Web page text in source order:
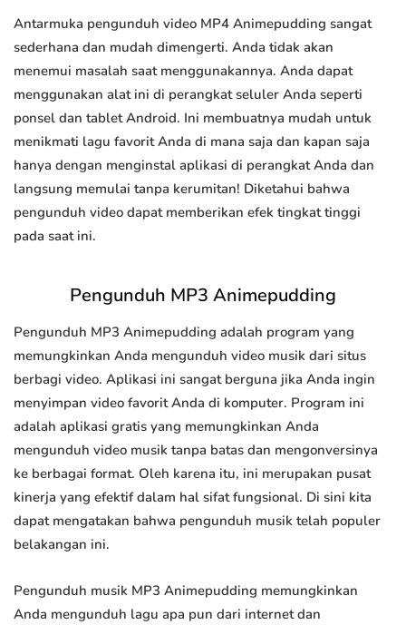
Antarmuka pengunduh video MP4 Animepudding sangat
sederhana dan mudah dimengerti. Anda tidak akan
menemui masalah saat menggunakannya. Anda dapat
menggunakan alat ini di perangkat seluler Anda seperti
ponsel dan tablet Android. Ini membuatnya mudah untuk
menikmati lagu favorit Anda di mana saja dan kapan saja
hanya dengan menginstal aplikasi di perangkat Anda dan
langsung memulai tanpa kerumitan! Diketahui bahwa
pengunduh video dapat memberikan efek tingkat tinggi
pada saat ini.
Pengunduh MP3 Animepudding
Pengunduh MP3 Animepudding adalah program yang
memungkinkan Anda mengunduh video musik dari situs
berbagi video. Aplikasi ini sangat berguna jika Anda ingin
menyimpan video favorit Anda di komputer. Program ini
adalah aplikasi gratis yang memungkinkan Anda
mengunduh video musik tanpa batas dan mengonversinya
ke berbagai format. Oleh karena itu, ini merupakan pusat
kinerja yang efektif dalam hal sifat fungsional. Di sini kita
dapat mengatakan bahwa pengunduh musik telah populer
belakangan ini.
Pengunduh musik MP3 Animepudding memungkinkan
Anda mengunduh lagu apa pun dari internet dan